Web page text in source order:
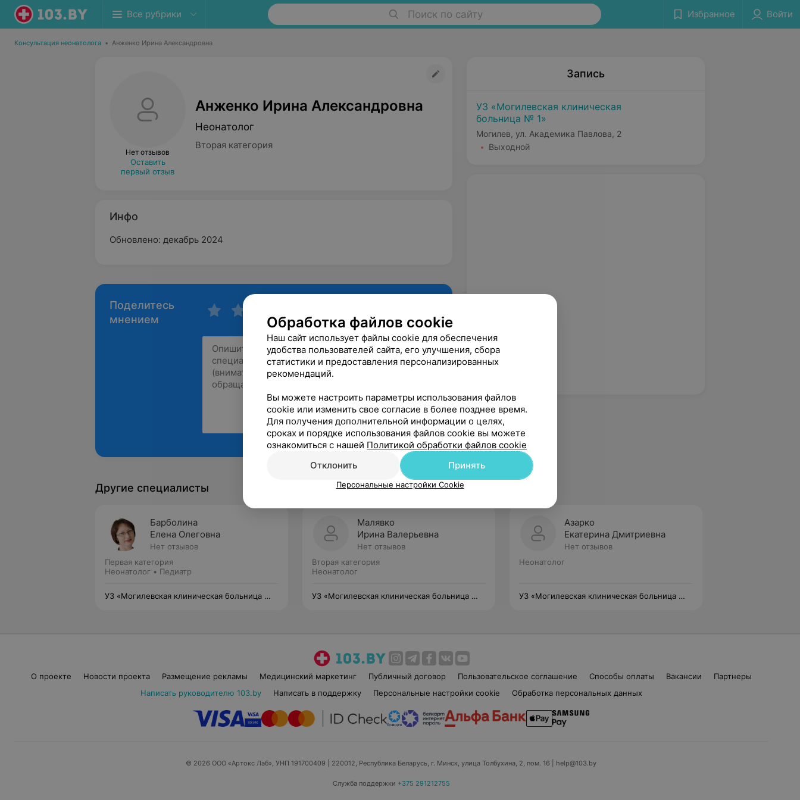
Все рубрики Поиск по сайту Избранное Войти
Консультация неонатолога • Анженко Ирина Александровна
Нет отзывов
Оставить
первый отзыв
Анженко Ирина Александровна
Неонатолог
Вторая категория
Инфо
Обновлено: декабрь 2024
Поделитесь
мнением
Рекомендую
Запись
УЗ «Могилевская клиническая
больница № 1»
Могилев, ул. Академика Павлова, 2
Выходной
Другие специалисты
Барболина
Елена Олеговна
Нет отзывов
Первая категория
Неонатолог • Педиатр
УЗ «Могилевская клиническая больница №
Малявко
Ирина Валерьевна
Нет отзывов
Вторая категория
Неонатолог
УЗ «Могилевская клиническая больница №
Азарко
Екатерина Дмитриевна
Нет отзывов
Неонатолог
УЗ «Могилевская клиническая больница №
О проекте Новости проекта Размещение рекламы Медицинский маркетинг Публичный договор Пользовательское соглашение Способы оплаты Вакансии
Партнеры
Написать руководителю 103.by
Написать в поддержку Персональные настройки cookie Обработка персональных данных
© 2026 ООО «Артокс Лаб», УНП 191700409 | 220012, Республика Беларусь, г. Минск, улица Толбухина, 2, пом. 16 | help@103.by
Служба поддержки +375 291212755
Обработка файлов cookie
Наш сайт использует файлы cookie для обеспечения
удобства пользователей сайта, его улучшения, сбора
статистики и предоставления персонализированных
рекомендаций.
Вы можете настроить параметры использования файлов
cookie или изменить свое согласие в более позднее время.
Для получения дополнительной информации о целях,
сроках и порядке использования файлов cookie вы можете
ознакомиться с нашей Политикой обработки файлов cookie
Отклонить
Принять
Персональные настройки Cookie